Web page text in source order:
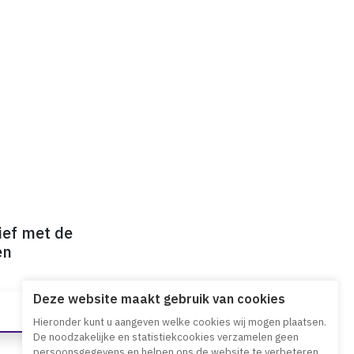
met de
Deze website maakt gebruik van cookies
Hieronder kunt u aangeven welke cookies wij mogen plaatsen.
De noodzakelijke en statistiekcookies verzamelen geen